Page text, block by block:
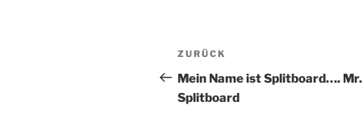
Beitragsnavigation
Vorheriger
Beitrag
ZURÜCK
Mein Name ist Splitboard…. Mr.
Splitboard